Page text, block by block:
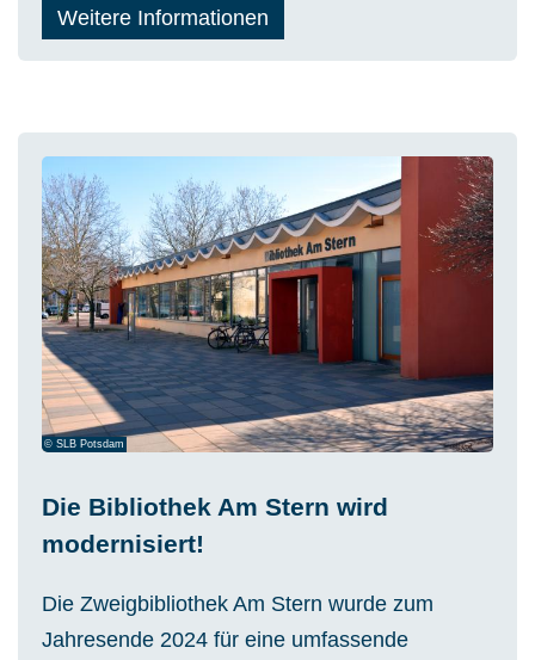
Weitere Informationen
© SLB Potsdam
Die Bibliothek Am Stern wird
modernisiert!
Die Zweigbibliothek Am Stern wurde zum
Jahresende 2024 für eine umfassende